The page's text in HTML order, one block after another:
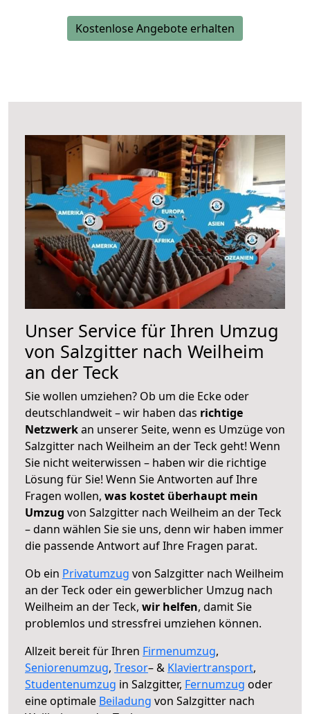
Kostenlose Angebote erhalten
Unser Service für Ihren Umzug
von Salzgitter nach Weilheim
an der Teck
Sie wollen umziehen? Ob um die Ecke oder
deutschlandweit – wir haben das richtige
Netzwerkan unserer Seite, wenn es Umzüge von
Salzgitter nach Weilheim an der Teck geht! Wenn
Sie nicht weiterwissen – haben wir die richtige
Lösung für Sie! Wenn Sie Antworten auf Ihre
Fragen wollen, was kostet überhaupt mein
Umzug von Salzgitter nach Weilheim an der Teck
– dann wählen Sie sie uns, denn wir haben immer
die passende Antwort auf Ihre Fragen parat.
Ob ein Privatumzug von Salzgitter nach Weilheim
an der Teck oder ein gewerblicher Umzug nach
Weilheim an der Teck, wir helfen, damit Sie
problemlos und stressfrei umziehen können.
Allzeit bereit für Ihren Firmenumzug,
Seniorenumzug, Tresor– & Klaviertransport,
Studentenumzug in Salzgitter, Fernumzug oder
eine optimale Beiladung von Salzgitter nach